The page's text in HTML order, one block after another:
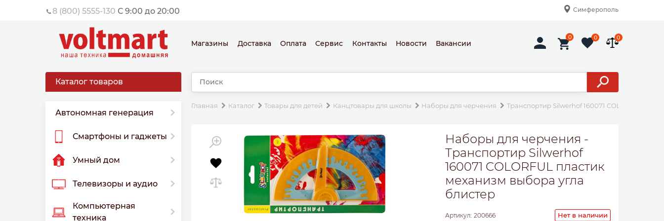
8 (800) 5555-130 С 9:00 до 20:00 Симферополь
Магазины Доставка Оплата Сервис Контакты Новости Вакансии
0 0 0
Каталог товаров
Автономная генерация
Смартфоны и гаджеты
Умный дом
Телевизоры и аудио
Компьютерная
техника
Главная Каталог Товары для детей Канцтовары для школы Наборы для черчения Транспортир Silwerhof 160071 COLORFUL
Наборы для черчения -
Транспортир Silwerhof
160071 COLORFUL пластик
механизм выбора угла
блистер
Артикул: 200666 Нет в наличии